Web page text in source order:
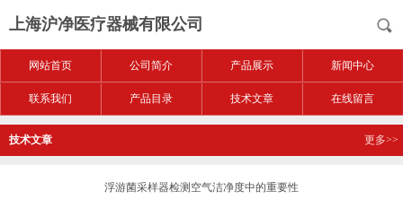
上海沪净医疗器械有限公司
网站首页 公司简介 产品展示 新闻中心
联系我们 产品目录 技术文章 在线留言
技术文章 更多>>
浮游菌采样器检测空气洁净度中的重要性